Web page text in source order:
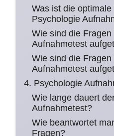
Was ist die
Psychologie
Wie sind die
Aufnahmetest
Wie sind die
Aufnahmetest
4. Psychologie
Wie lange dauert
Aufnahmetest?
Wie beantwortet
Fragen?